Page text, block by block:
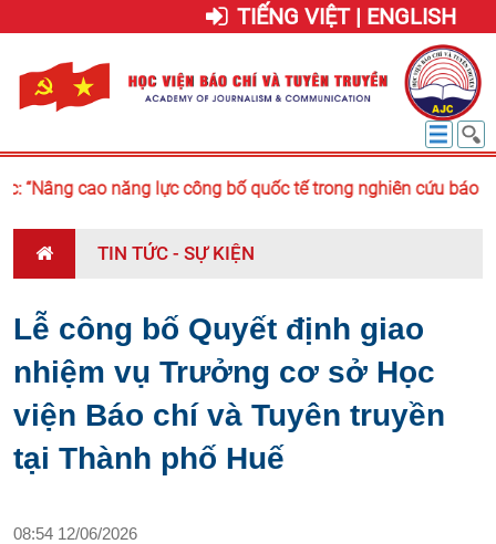
TIẾNG VIỆT | ENGLISH
“Nâng cao năng lực công bố quốc tế trong nghiên cứu báo
TIN TỨC - SỰ KIỆN
Lễ công bố Quyết định giao
nhiệm vụ Trưởng cơ sở Học
viện Báo chí và Tuyên truyền
tại Thành phố Huế
08:54 12/06/2026